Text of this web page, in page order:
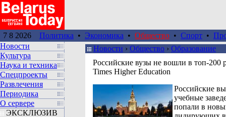
7 8 2026 Политика • Экономика • Общество • Спорт •
Новости
Культура
Наука и техника
Спецпроекты
Развлечения
Периодика
О сервере
ЭКСКЛЮЗИВ
Новости › Общество › Образование
Российские вузы не вошли в топ-200
Times Higher Education
Российские
учебные
попали в